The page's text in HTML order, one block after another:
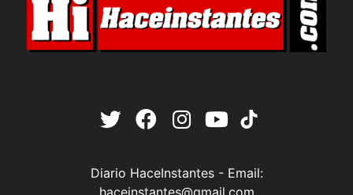
Diario HaceInstantes - Email: